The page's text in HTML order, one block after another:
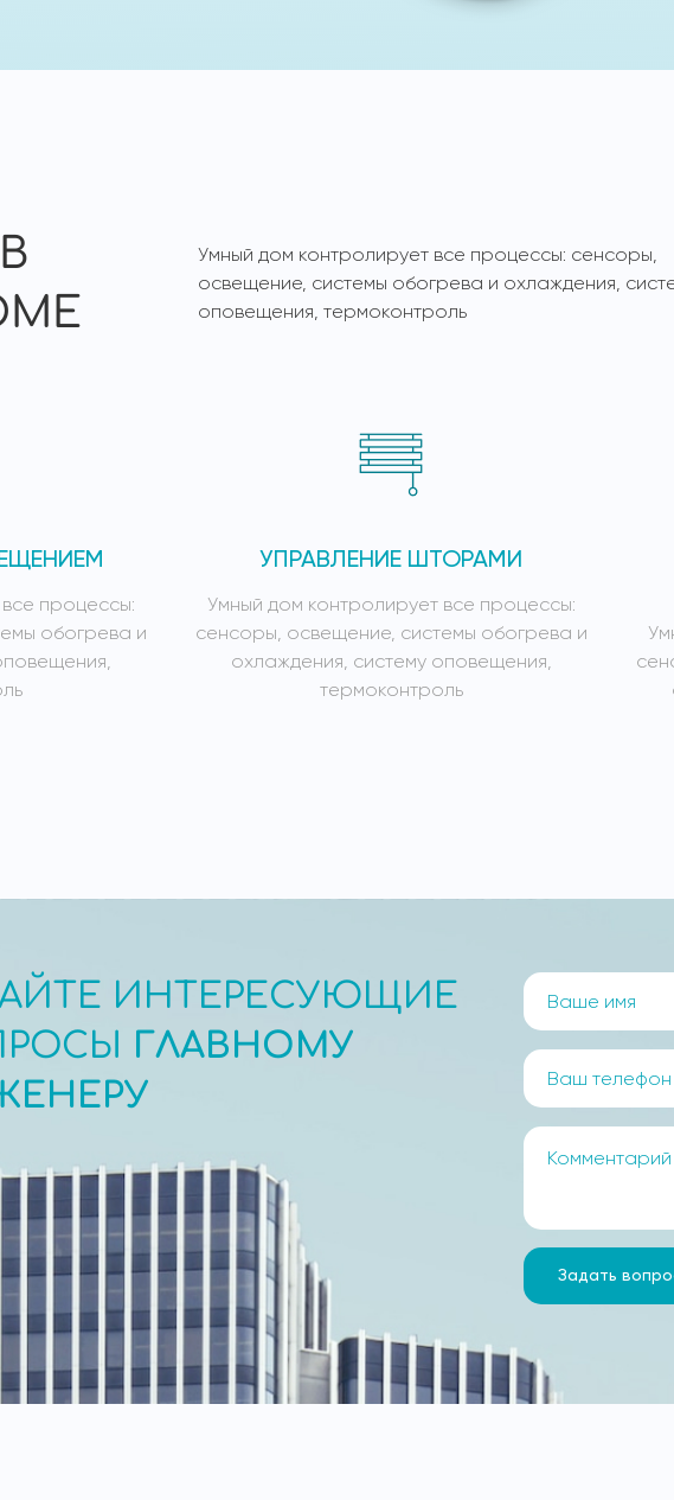
Умный дом контролирует все процессы: сенсоры,
освещение, системы обогрева и охлаждения,
оповещения, термоконтроль
процессы:
обогрева и
УПРАВЛЕНИЕ ШТОРАМИ
Умный дом контролирует все процессы:
сенсоры, освещение, системы обогрева и
охлаждения, систему оповещения,
термоконтроль
ИНТЕРЕСУЮЩИЕ
ГЛАВНОМУ
Задать